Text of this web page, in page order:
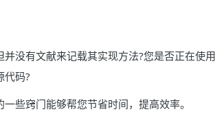
没有文献来记载其实现方法?您是否正在使用
代码?
些窍门能够帮您节省时间，提高效率。